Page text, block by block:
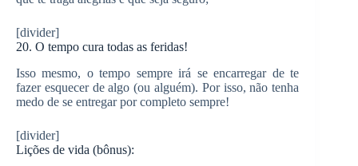
[divider]
20. O tempo cura todas as feridas!
Isso mesmo, o tempo sempre irá se encarregar de te
fazer esquecer de algo (ou alguém). Por isso, não tenha
medo de se entregar por completo sempre!
[divider]
Lições de vida (bônus):